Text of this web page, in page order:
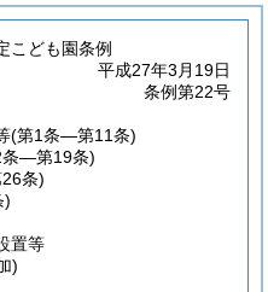
こども園条例
平成27年3月19日
条例第22号
(第1条―第11条)
条―第19条)
条)
)
置等
)